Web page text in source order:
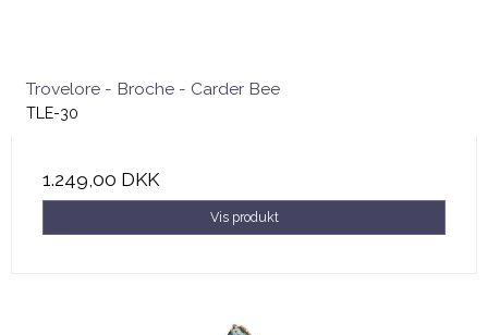
Trovelore - Broche - Carder Bee
TLE-30
1.249,00 DKK
Vis produkt